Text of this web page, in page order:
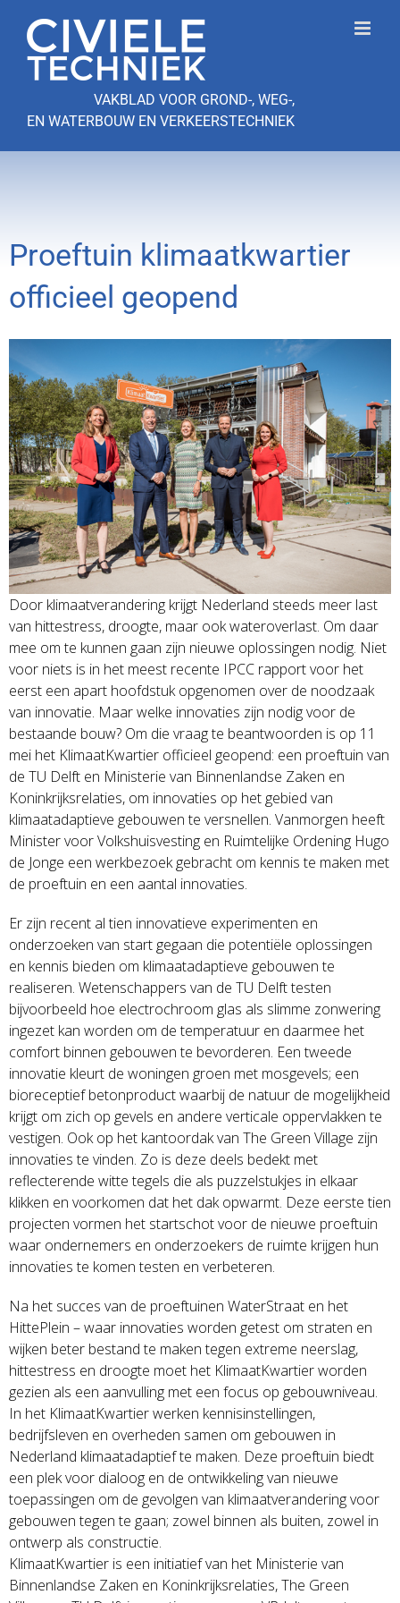
naar
inhoud
VAKBLAD VOOR GROND-, WEG-,
EN WATERBOUW EN VERKEERSTECHNIEK
Proeftuin klimaatkwartier
officieel geopend
Door klimaatverandering krijgt Nederland steeds meer last
van hittestress, droogte, maar ook wateroverlast. Om daar
mee om te kunnen gaan zijn nieuwe oplossingen nodig. Niet
voor niets is in het meest recente IPCC rapport voor het
eerst een apart hoofdstuk opgenomen over de noodzaak
van innovatie. Maar welke innovaties zijn nodig voor de
bestaande bouw? Om die vraag te beantwoorden is op 11
mei het KlimaatKwartier officieel geopend: een proeftuin van
de TU Delft en Ministerie van Binnenlandse Zaken en
Koninkrijksrelaties, om innovaties op het gebied van
klimaatadaptieve gebouwen te versnellen. Vanmorgen heeft
Minister voor Volkshuisvesting en Ruimtelijke Ordening Hugo
de Jonge een werkbezoek gebracht om kennis te maken met
de proeftuin en een aantal innovaties.
Er zijn recent al tien innovatieve experimenten en
onderzoeken van start gegaan die potentiële oplossingen
en kennis bieden om klimaatadaptieve gebouwen te
realiseren. Wetenschappers van de TU Delft testen
bijvoorbeeld hoe electrochroom glas als slimme zonwering
ingezet kan worden om de temperatuur en daarmee het
comfort binnen gebouwen te bevorderen. Een tweede
innovatie kleurt de woningen groen met mosgevels; een
bioreceptief betonproduct waarbij de natuur de mogelijkheid
krijgt om zich op gevels en andere verticale oppervlakken te
vestigen. Ook op het kantoordak van The Green Village zijn
innovaties te vinden. Zo is deze deels bedekt met
reflecterende witte tegels die als puzzelstukjes in elkaar
klikken en voorkomen dat het dak opwarmt. Deze eerste tien
projecten vormen het startschot voor de nieuwe proeftuin
waar ondernemers en onderzoekers de ruimte krijgen hun
innovaties te komen testen en verbeteren.
Na het succes van de proeftuinen WaterStraat en het
HittePlein – waar innovaties worden getest om straten en
wijken beter bestand te maken tegen extreme neerslag,
hittestress en droogte moet het KlimaatKwartier worden
gezien als een aanvulling met een focus op gebouwniveau.
In het KlimaatKwartier werken kennisinstellingen,
bedrijfsleven en overheden samen om gebouwen in
Nederland klimaatadaptief te maken. Deze proeftuin biedt
een plek voor dialoog en de ontwikkeling van nieuwe
toepassingen om de gevolgen van klimaatverandering voor
gebouwen tegen te gaan; zowel binnen als buiten, zowel in
ontwerp als constructie.
KlimaatKwartier is een initiatief van het Ministerie van
Binnenlandse Zaken en Koninkrijksrelaties, The Green